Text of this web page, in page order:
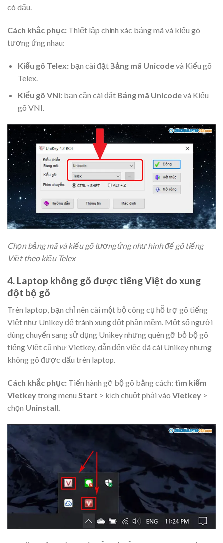
có dấu.
Cách khắc phục: Thiết lập chính xác bảng mã và kiểu gõ
tương ứng nhau:
Kiểu gõ Telex:bạn cài đặt Bảng mã Unicodevà Kiểu gõ
Telex.
Kiểu gõ VNI: bạn cần cài đặt Bảng mã Unicodevà Kiểu
gõ VNI.
Chọn bảng mã và kiểu gõ tương ứng như hình để gõ tiếng
Việt theo kiểu Telex
4. Laptop không gõ được tiếng Việt do xung
đột bộ gõ
Trên laptop, bạn chỉ nên cài một bộ công cụ hỗ trợ gõ tiếng
Việt như Unikey để tránh xung đột phần mềm. Một số người
dùng chuyển sang sử dụng Unikey nhưng quên gỡ bỏ bộ gõ
tiếng Việt cũ như Vietkey, dẫn đến việc đã cài Unikey nhưng
không gõ được dấu trên laptop.
Cách khắc phục: Tiến hành gỡ bộ gõ bằng cách: tìm kiếm
Vietkeytrong menu Start > kích chuột phải vào Vietkey >
chọn Uninstall.